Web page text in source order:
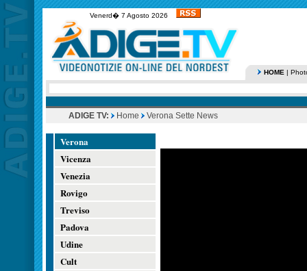
Venerd� 7 Agosto 2026
HOME |
ADIGE TV: Home Verona Sette News
Verona
Vicenza
Venezia
Rovigo
Treviso
Padova
Udine
Cult